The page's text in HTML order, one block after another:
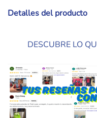
Detalles del producto
DESCUBRE LO